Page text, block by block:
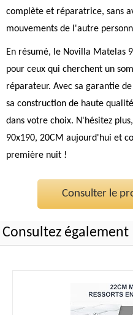
complète et réparatrice, sans
mouvements de l'autre
En résumé, le Novilla Matelas
pour ceux qui cherchent un
réparateur. Avec sa garantie
sa construction de haute
dans votre choix. N'hésitez
90x190, 20CM aujourd'hui et
première nuit !
Consulter le
Consultez également